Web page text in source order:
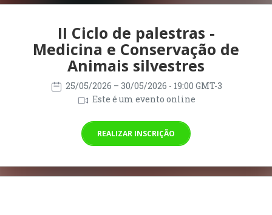
II Ciclo de palestras -
Medicina e Conservação de
Animais silvestres
25/05/2026 – 30/05/2026 - 19:00 GMT-3
Este é um evento online
REALIZAR INSCRIÇÃO